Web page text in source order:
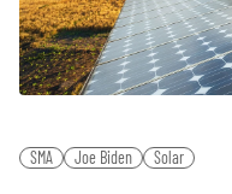
SMA Joe Biden Solar